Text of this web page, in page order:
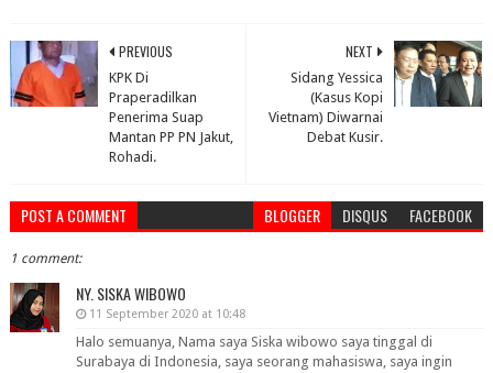
NEXT
Sidang Yessica
(Kasus Kopi
Vietnam) Diwarnai
Debat Kusir.
PREVIOUS
KPK Di
Praperadilkan
Penerima Suap
Mantan PP PN Jakut,
Rohadi.
POST A COMMENT BLOGGER DISQUS FACEBOOK
1 comment:
NY. SISKA WIBOWO
11 September 2020 at 10:48
Halo semuanya, Nama saya Siska wibowo saya tinggal di
Surabaya di Indonesia, saya seorang mahasiswa, saya ingin